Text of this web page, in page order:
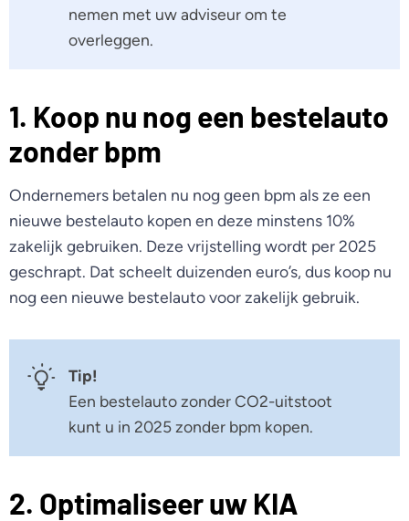
nemen met uw adviseur om te
overleggen.
1. Koop nu nog een bestelauto
zonder bpm
Ondernemers betalen nu nog geen bpm als ze een
nieuwe bestelauto kopen en deze minstens 10%
zakelijk gebruiken. Deze vrijstelling wordt per 2025
geschrapt. Dat scheelt duizenden euro’s, dus koop nu
nog een nieuwe bestelauto voor zakelijk gebruik.
Tip!
Een bestelauto zonder CO2-uitstoot
kunt u in 2025 zonder bpm kopen.
2. Optimaliseer uw KIA